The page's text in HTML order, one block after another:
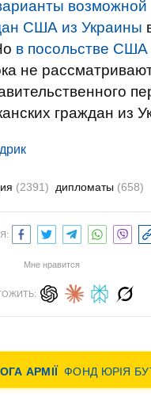
возможной
США из Украины
в посольстве США
не
граждан из
(2391) дипломаты (658)
Мне нравится